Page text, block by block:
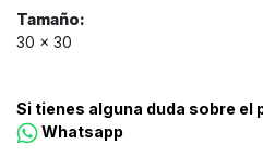
Tamaño:
30 x 30
Si tienes alguna duda sobre
Whatsapp